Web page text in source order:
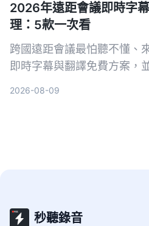
2026年遠距會議即時字
理：5款一次看
跨國遠距會議最怕聽不懂、
即時字幕與翻譯免費方案，
2026-08-09
秒聽錄音